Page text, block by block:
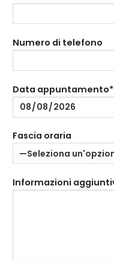
Numero di telefono
Data appuntamento*
Fascia oraria
Informazioni